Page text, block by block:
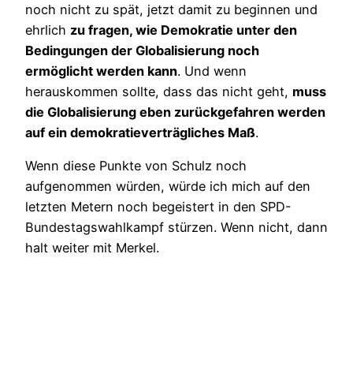
noch nicht zu spät, jetzt damit zu beginnen und
ehrlich zu fragen, wie Demokratie unter den
Bedingungen der Globalisierung noch
ermöglicht werden kann. Und wenn
herauskommen sollte, dass das nicht geht, muss
die Globalisierung eben zurückgefahren werden
auf ein demokratieverträgliches Maß.
Wenn diese Punkte von Schulz noch
aufgenommen würden, würde ich mich auf den
letzten Metern noch begeistert in den SPD-
Bundestagswahlkampf stürzen. Wenn nicht, dann
halt weiter mit Merkel.